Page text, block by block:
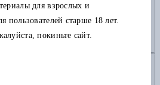
для взрослых и
пользователей старше 18 лет.
покиньте сайт.